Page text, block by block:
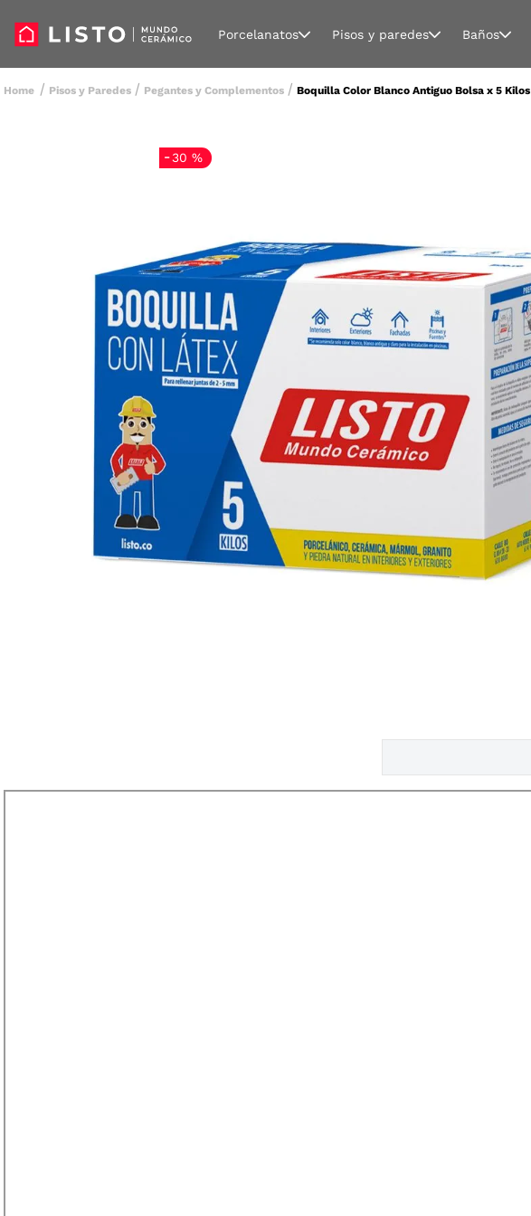
Porcelanatos Pisos y paredes Baños
Pisos y Paredes Pegantes y Complementos Boquilla Color Blanco Antiguo Bolsa x 5 Kilos
-30 %